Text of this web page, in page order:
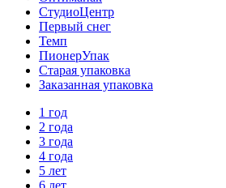
СтудиоЦентр
Первый снег
Темп
ПионерУпак
Старая упаковка
Заказанная упаковка
1 год
2 года
3 года
4 года
5 лет